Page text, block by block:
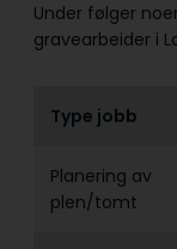
Under følger
gravearbeider i
Type jobb
Planering av
plen/tomt